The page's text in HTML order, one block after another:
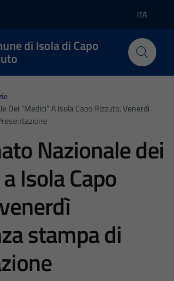
Lingua
ITA
di Isola di Capo
Dei “Medici” A Isola Capo Rizzuto, Venerdì
Nazionale dei
Isola Capo
stampa di